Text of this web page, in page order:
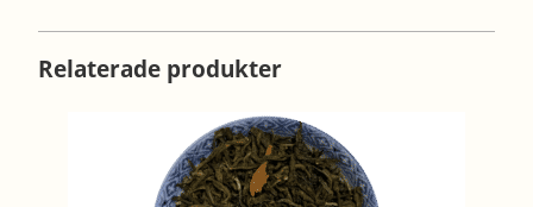
Relaterade produkter